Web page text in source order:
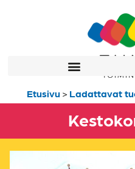
Etusivu> Ladattavat